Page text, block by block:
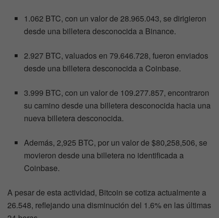
1.062 BTC, con un valor de 28.965.043, se dirigieron
desde una billetera desconocida a Binance.
2.927 BTC, valuados en 79.646.728, fueron enviados
desde una billetera desconocida a Coinbase.
3.999 BTC, con un valor de 109.277.857, encontraron
su camino desde una billetera desconocida hacia una
nueva billetera desconocida.
Además, 2,925 BTC, por un valor de $80,258,506, se
movieron desde una billetera no identificada a
Coinbase.
A pesar de esta actividad, Bitcoin se cotiza actualmente a
26.548, reflejando una disminución del 1.6% en las últimas